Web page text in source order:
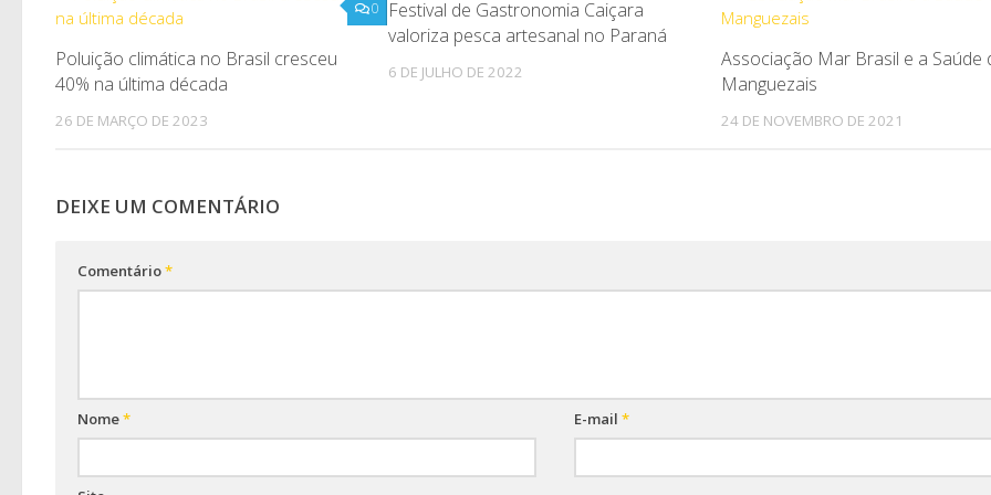
0
Poluição climática no Brasil cresceu
40% na última década
26 DE MARÇO DE 2023
Festival de Gastronomia Caiçara
valoriza pesca artesanal no Paraná
6 DE JULHO DE 2022
Associação Mar Brasil e a Saúde
Manguezais
24 DE NOVEMBRO DE 2021
DEIXE UM COMENTÁRIO
Comentário*
Nome* E-mail*